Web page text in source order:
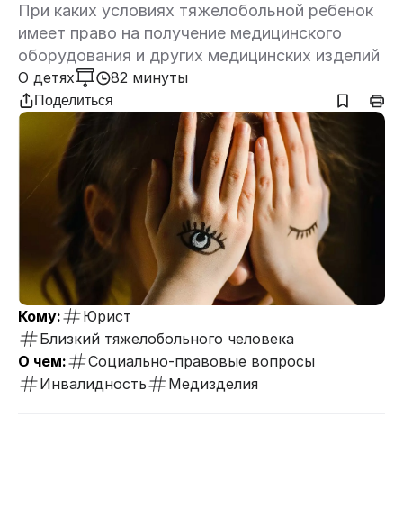
При каких условиях тяжелобольной ребенок
имеет право на получение медицинского
оборудования и других медицинских изделий
О детях 82 минуты
Поделиться
Кому:
Юрист
Близкий тяжелобольного человека
О чем:
Социально-правовые вопросы
Инвалидность
Медизделия